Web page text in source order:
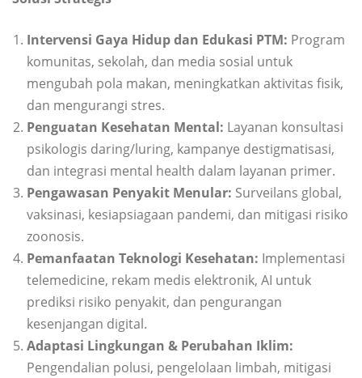
Intervensi Gaya Hidup dan Edukasi PTM: Program
komunitas, sekolah, dan media sosial untuk
mengubah pola makan, meningkatkan aktivitas fisik,
dan mengurangi stres.
Penguatan Kesehatan Mental: Layanan konsultasi
psikologis daring/luring, kampanye destigmatisasi,
dan integrasi mental health dalam layanan primer.
Pengawasan Penyakit Menular: Surveilans global,
vaksinasi, kesiapsiagaan pandemi, dan mitigasi risiko
zoonosis.
Pemanfaatan Teknologi Kesehatan: Implementasi
telemedicine, rekam medis elektronik, AI untuk
prediksi risiko penyakit, dan pengurangan
kesenjangan digital.
Adaptasi Lingkungan & Perubahan Iklim:
Pengendalian polusi, pengelolaan limbah, mitigasi